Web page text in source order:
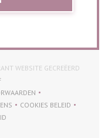
WEBSITE GECREËERD
((OPENT IN EEN NIEUW VENSTER))
VENSTER))IN EEN NIEUW VENSTER))
VENSTER))
COOKIES BELEID
((OPENT IN EEN
IN EEN NIEUW VENSTER))